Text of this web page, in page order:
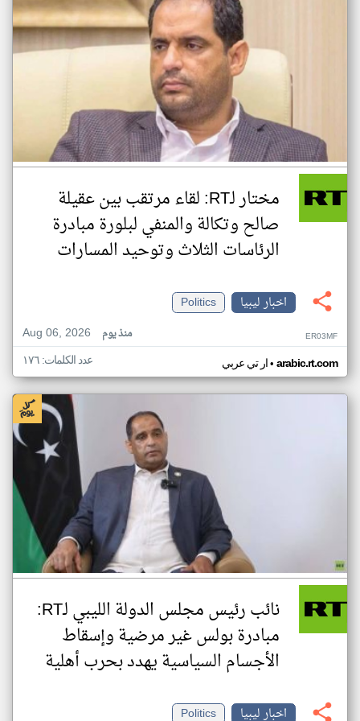
مختار لـRT: لقاء مرتقب بين عقيلة
صالح وتكالة والمنفي لبلورة مبادرة
الرئاسات الثلاث وتوحيد المسارات
اخبار ليبيا
Politics
Aug 06, 2026
منذ يوم ER03MF
ار تي عربي• arabic.rt.com عدد الكلمات: ١٧٦
نائب رئيس مجلس الدولة الليبي لـRT:
مبادرة بولس غير مرضية وإسقاط
الأجسام السياسية يهدد بحرب أهلية
اخبار ليبيا Politics